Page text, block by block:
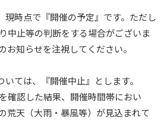
時点で『開催の予定』です。ただし
中止等の判断をする場合がございま
お知らせを注視してください。
ては、『開催中止』とします。
確認した結果、開催時間帯におい
荒天（大雨・暴風等）が見込まれて